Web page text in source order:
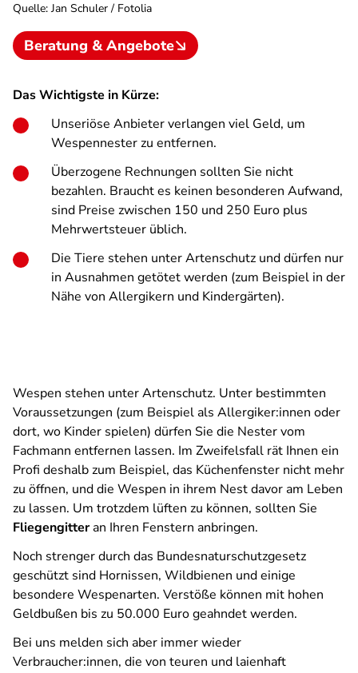
Quelle: Jan Schuler / Fotolia
Beratung & Angebote
Das Wichtigste in Kürze:
Unseriöse Anbieter verlangen viel Geld, um
Wespennester zu entfernen.
Überzogene Rechnungen sollten Sie nicht
bezahlen. Braucht es keinen besonderen Aufwand,
sind Preise zwischen 150 und 250 Euro plus
Mehrwertsteuer üblich.
Die Tiere stehen unter Artenschutz und dürfen nur
in Ausnahmen getötet werden (zum Beispiel in der
Nähe von Allergikern und Kindergärten).
Wespen stehen unter Artenschutz. Unter bestimmten
Voraussetzungen (zum Beispiel als Allergiker:innen oder
dort, wo Kinder spielen) dürfen Sie die Nester vom
Fachmann entfernen lassen. Im Zweifelsfall rät Ihnen ein
Profi deshalb zum Beispiel, das Küchenfenster nicht mehr
zu öffnen, und die Wespen in ihrem Nest davor am Leben
zu lassen. Um trotzdem lüften zu können, sollten Sie
Fliegengitteran Ihren Fenstern anbringen.
Noch strenger durch das Bundesnaturschutzgesetz
geschützt sind Hornissen, Wildbienen und einige
besondere Wespenarten. Verstöße können mit hohen
Geldbußen bis zu 50.000 Euro geahndet werden.
Bei uns melden sich aber immer wieder
Verbraucher:innen, die von teuren und laienhaft